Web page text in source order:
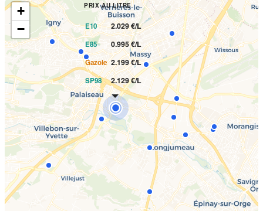
PRIX AU LITRE
E10 2.029 €/L
E85 0.995 €/L
Gazole 2.199 €/L
SP98 2.129 €/L
+
−